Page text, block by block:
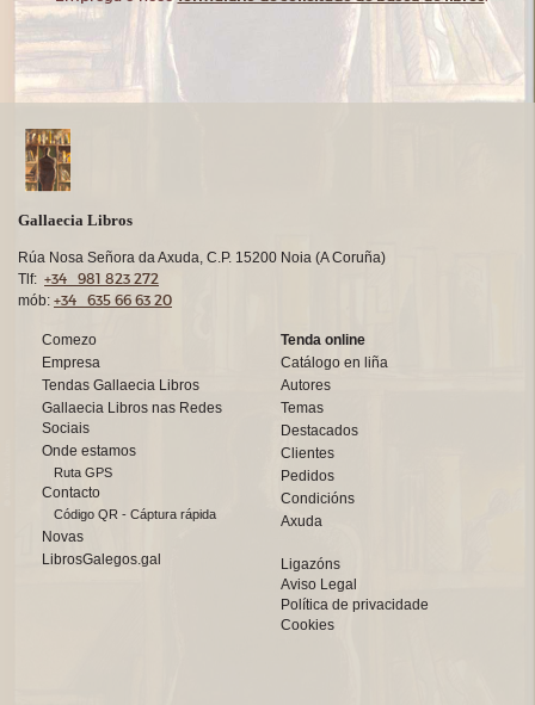
Gallaecia Libros
Rúa Nosa Señora da Axuda, C.P. 15200 Noia (A Coruña)
Tlf: +34 981 823 272
mób: +34 635 66 63 20
Comezo
Empresa
Tendas Gallaecia Libros
Gallaecia Libros nas Redes
Sociais
Onde estamos
Ruta GPS
Contacto
Código QR - Cáptura rápida
Novas
LibrosGalegos.gal
Tenda online
Catálogo en liña
Autores
Temas
Destacados
Clientes
Pedidos
Condicións
Axuda
Ligazóns
Aviso Legal
Política de privacidade
Cookies